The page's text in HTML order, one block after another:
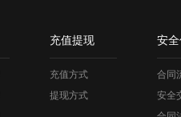
充值提现
充值方式
提现方式
安
合同
安全